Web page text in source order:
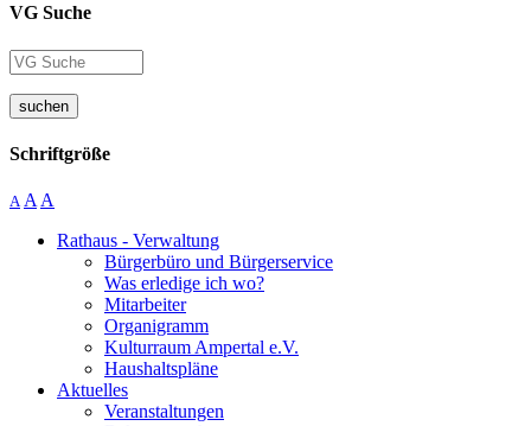
VG Suche
suchen
Schriftgröße
A A A
Rathaus - Verwaltung
Bürgerbüro und Bürgerservice
Was erledige ich wo?
Mitarbeiter
Organigramm
Kulturraum Ampertal e.V.
Haushaltspläne
Aktuelles
Veranstaltungen